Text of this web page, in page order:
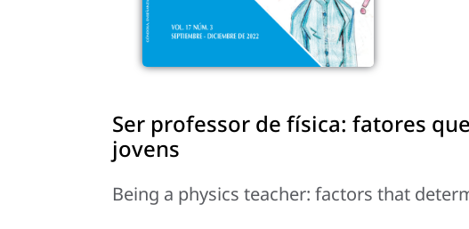
Ser professor de física: fatores
jovens
Being a physics teacher: factors that